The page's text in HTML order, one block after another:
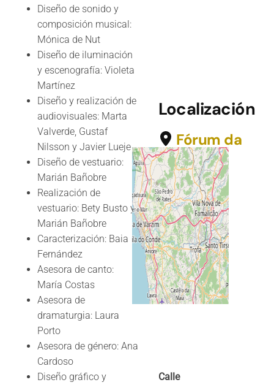
Diseño de sonido y
composición musical:
Mónica de Nut
Diseño de iluminación
y escenografía: Violeta
Martínez
Diseño y realización de
audiovisuales: Marta
Valverde, Gustaf
Nilsson y Javier Lueje
Diseño de vestuario:
Marián Bañobre
Realización de
vestuario: Bety Busto y
Marián Bañobre
Caracterización: Baia
Fernández
Asesora de canto:
María Costas
Asesora de
dramaturgia: Laura
Porto
Asesora de género: Ana
Cardoso
Diseño gráfico y
Localización
Fórum da
Maia,
Portugal
Mapa
Directions
Calle